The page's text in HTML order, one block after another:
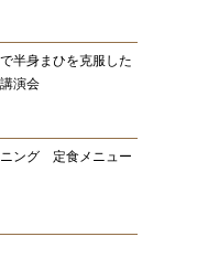
半身まひを克服した
演会
ング 定食メニュー